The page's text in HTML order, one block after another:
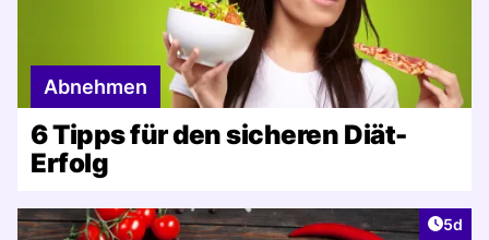
Abnehmen
6 Tipps für den sicheren Diät-
Erfolg
5d